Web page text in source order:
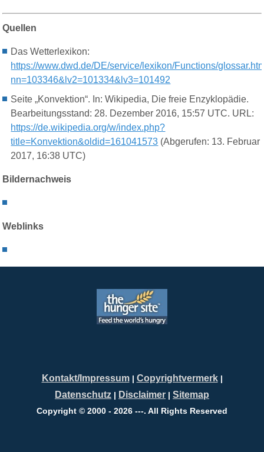
Quellen
Das Wetterlexikon:
https://www.dwd.de/DE/service/lexikon/Functions/
nn=103346&lv2=101334&lv3=101492
Seite „Konvektion“. In: Wikipedia, Die freie Enzyklopädie.
Bearbeitungsstand: 28. Dezember 2016, 15:57 UTC. URL:
https://de.wikipedia.org/w/index.php?
title=Konvektion&oldid=161041573 (Abgerufen: 13. Februar
2017, 16:38 UTC)
Bildernachweis
Weblinks
Kontakt/Impressum| Copyrightvermerk|
Datenschutz | Disclaimer | Sitemap
Copyright © 2000 - 2026 ---. All Rights Reserved